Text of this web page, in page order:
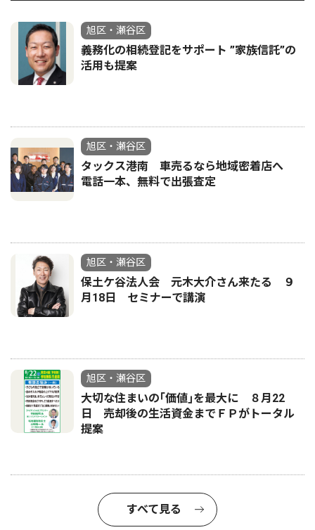
旭区・瀬谷区
義務化の相続登記をサポート ”家族信託”の
活用も提案
旭区・瀬谷区
タックス港南 車売るなら地域密着店へ
電話一本、無料で出張査定
旭区・瀬谷区
保土ケ谷法人会 元木大介さん来たる ９
月18日 セミナーで講演
旭区・瀬谷区
大切な住まいの｢価値｣を最大に ８月22
日 売却後の生活資金までＦＰがトータル
提案
すべて見る